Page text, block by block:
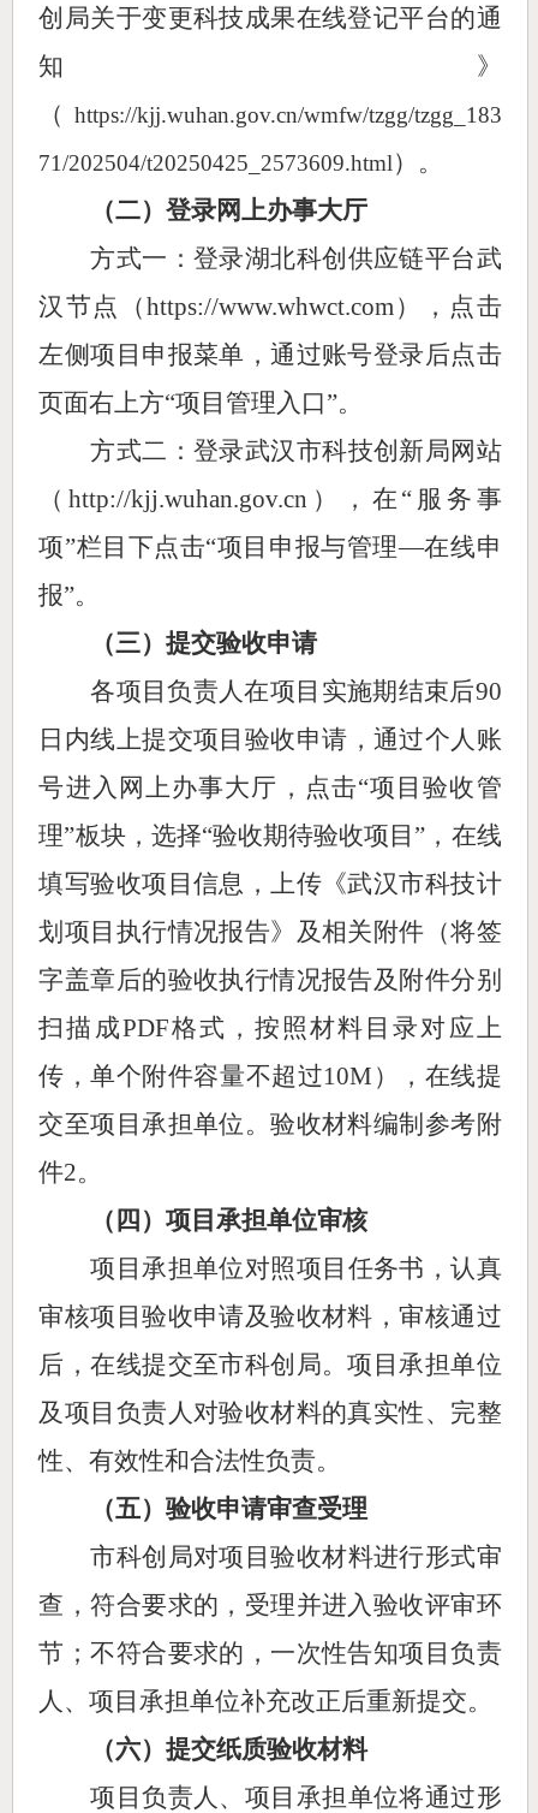
创局关于变更科技成果在线登记平台的通
知》
（ https://kjj.wuhan.gov.cn/wmfw/tzgg/tzgg_183
71/202504/t20250425_2573609.html）。
（二）登录网上办事大厅
方式一：登录湖北科创供应链平台武
汉节点（https://www.whwct.com），点击
左侧项目申报菜单，通过账号登录后点击
页面右上方“项目管理入口”。
方式二：登录武汉市科技创新局网站
（http://kjj.wuhan.gov.cn），在“服务事
项”栏目下点击“项目申报与管理—在线申
报”。
（三）提交验收申请
各项目负责人在项目实施期结束后90
日 内线上提交项目 验收申请 ， 通过个人账
号进入网上办事大厅， 点击“项目验收管
理”板块，选择“验收期待验收项目”，在线
填写验收项目信息，上传《武汉市科技计
划项目执行情况报告》及相关附件（将签
字盖章后的验收执行情况报告及附件分别
扫描成PDF格式，按照材料目录对应上
传，单个附件容量不超过10M），在线提
交至项目承担单位。验收材料编制参考附
件2。
（ 四 ）项目承担单位审核
项目承担单位对照项目任务书，认真
审核项目验收申请及验收材料，审核通过
后，在线提交至市科创局。项目承担单位
及项目负责人对验收材料的真实性、完整
性、有效性和合法性负责。
（五）验收申请审查受理
市科创局对项目验收材料进行形式审
查 ，符合要求的，受理并进入验收评审环
节；不符合要求的，一次性告知项目负责
人、项目承担单位补充改正后重新提交。
（六）提交纸质验收材料
项目负责人、项目承担单位将通过形